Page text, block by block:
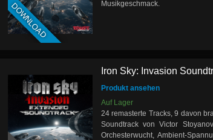
DOWNLOAD
Musikgeschmack.
Iron Sky: Invasion
Produkt ansehen
Auf Lager
24 remasterte Tracks, 9 davon
Soundtrack von Victor
Orchesterwucht, Ambient-